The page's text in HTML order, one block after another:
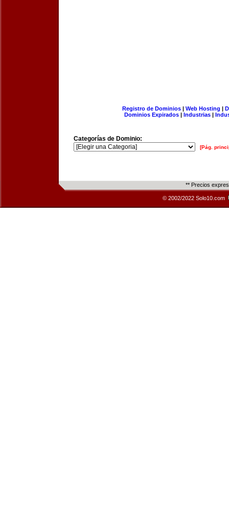
Registro de Dominios| Web Hosting |
Dominios Expirados | Industrias |
Categorías de Dominio:
[Pág.
** Precios
© 2002/2022 Solo10.com